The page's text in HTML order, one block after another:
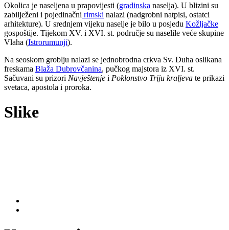
Okolica je naseljena u prapovijesti (gradinska naselja). U blizini su
zabilježeni i pojedinačni rimski nalazi (nadgrobni natpisi, ostatci
arhitekture). U srednjem vijeku naselje je bilo u posjedu Kožljačke
gospoštije. Tijekom XV. i XVI. st. područje su naselile veće skupine
Vlaha (Istrorumunji).
Na seoskom groblju nalazi se jednobrodna crkva Sv. Duha oslikana
freskama Blaža Dubrovčanina, pučkog majstora iz XVI. st.
Sačuvani su prizori Navještenje i Poklonstvo Triju kraljeva te prikazi
svetaca, apostola i proroka.
Slike